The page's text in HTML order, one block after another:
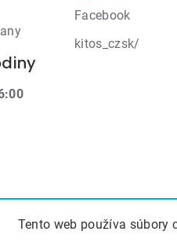
Tento web používa
Facebook
kitos_czsk/